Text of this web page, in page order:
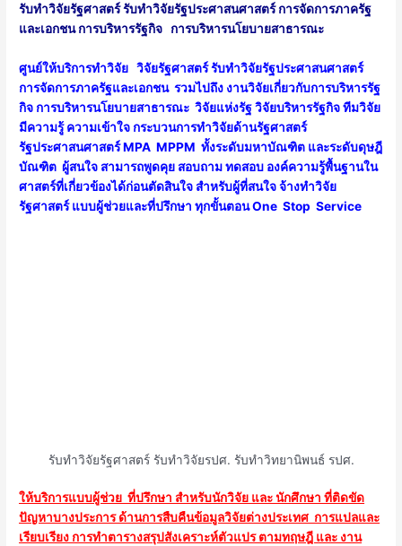
รับทำวิจัยรัฐศาสตร์ รับทำวิจัยรัฐประศาสนศาสตร์ การจัดการภาครัฐ
และเอกชน การบริหารรัฐกิจ การบริหารนโยบายสาธารณะ
ศูนย์ให้บริการทำวิจัย วิจัยรัฐศาสตร์ รับทำวิจัยรัฐประศาสนศาสตร์
การจัดการภาครัฐและเอกชน รวมไปถึง งานวิจัยเกี่ยวกับการบริหารรัฐ
กิจ การบริหารนโยบายสาธารณะ วิจัยแห่งรัฐ วิจัยบริหารรัฐกิจ ทีมวิจัย
มีความรู้ ความเข้าใจ กระบวนการทำวิจัยด้านรัฐศาสตร์
รัฐประศาสนศาสตร์ MPA MPPM ทั้งระดับมหาบัณฑิต และระดับดุษฎี
บัณฑิต ผู้สนใจ สามารถพูดคุย สอบถาม ทดสอบ องค์ความรู้พื้นฐานใน
ศาสตร์ที่เกี่ยวข้องได้ก่อนตัดสินใจ สำหรับผู้ที่สนใจจ้างทำวิจัย
รัฐศาสตร์แบบผู้ช่วยและที่ปรึกษา ทุกขั้นตอน One Stop Service
รับทำวิจัยรัฐศาสตร์ รับทำวิจัยรปศ. รับทำวิทยานิพนธ์ รปศ.
ให้บริการแบบผู้ช่วย ที่ปรึกษา สำหรับนักวิจัย และ นักศึกษา ที่ติดขัด
ปัญหาบางประการ ด้านการสืบคืนข้อมูลวิจัยต่างประเทศ การแปลและ
เรียบเรียง การทำตารางสรุปสังเคราะห์ตัวแปร ตามทฤษฎี และ งาน